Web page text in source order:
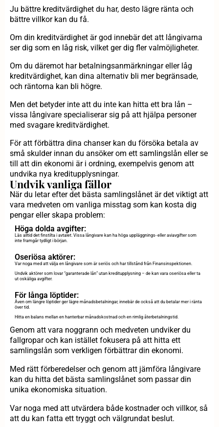
Ju bättre kreditvärdighet du har, desto lägre ränta och
bättre villkor kan du få.
Om din kreditvärdighet är god innebär det att långivarna
ser dig som en låg risk, vilket ger dig fler valmöjligheter.
Om du däremot har betalningsanmärkningar eller låg
kreditvärdighet, kan dina alternativ bli mer begränsade,
och räntorna kan bli högre.
Men det betyder inte att du inte kan hitta ett bra lån –
vissa långivare specialiserar sig på att hjälpa personer
med svagare kreditvärdighet.
För att förbättra dina chanser kan du försöka betala av
små skulder innan du ansöker om ett samlingslån eller se
till att din ekonomi är i ordning, exempelvis genom att
undvika nya kreditupplysningar.
Undvik vanliga fällor
När du letar efter det bästa samlingslånet är det viktigt att
vara medveten om vanliga misstag som kan kosta dig
pengar eller skapa problem:
Höga dolda avgifter:
Läs alltid det finstilta i avtalet. Vissa långivare kan ha höga uppläggnings- eller aviavgifter som
inte framgår tydligt i början.
Oseriösa aktörer:
Var noga med att välja en långivare som är seriös och har tillstånd från Finansinspektionen.
Undvik aktörer som lovar “garanterade lån” utan kreditupplysning – de kan vara oseriösa eller ta
ut oskäliga avgifter.
För långa löptider:
Även om längre löptider ger lägre månadsbetalningar, innebär de också att du betalar mer i ränta
över tid.
Hitta en balans mellan en hanterbar månadskostnad och en rimlig återbetalningstid.
Genom att vara noggrann och medveten undviker du
fallgropar och kan istället fokusera på att hitta ett
samlingslån som verkligen förbättrar din ekonomi.
Med rätt förberedelser och genom att jämföra långivare
kan du hitta det bästa samlingslånet som passar din
unika ekonomiska situation.
Var noga med att utvärdera både kostnader och villkor, så
att du kan fatta ett tryggt och välgrundat beslut.